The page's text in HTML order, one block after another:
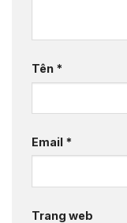
Tên *
Email *
Trang web